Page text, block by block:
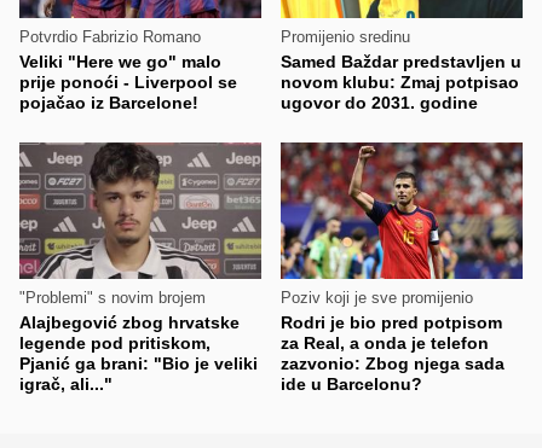
Potvrdio Fabrizio Romano
Veliki "Here we go" malo
prije ponoći - Liverpool se
pojačao iz Barcelone!
Promijenio sredinu
Samed Baždar predstavljen u
novom klubu: Zmaj potpisao
ugovor do 2031. godine
"Problemi" s novim brojem
Alajbegović zbog hrvatske
legende pod pritiskom,
Pjanić ga brani: "Bio je veliki
igrač, ali..."
Poziv koji je sve promijenio
Rodri je bio pred potpisom
za Real, a onda je telefon
zazvonio: Zbog njega sada
ide u Barcelonu?